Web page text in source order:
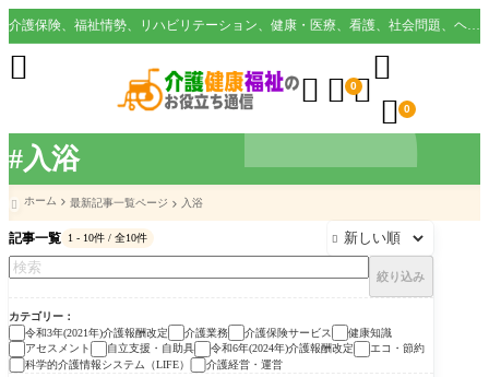
#入浴
介護保険、福祉情勢、リハビリテーション、健康・医療、看護、社会問題、ヘルスケア業界など様々な切り口から役立つ情報を配信。
  0

 0

 ホーム 最新記事一覧ページ 入浴
記事一覧 1 - 10件 / 全10件 
絞り込み
カテゴリー
令和3年(2021年)介護報酬改定
介護業務 介護保険サービス
健康知識
アセスメント
自立支援・自助具 令和6年(2024年)介護報酬改定
エコ・節約
科学的介護情報システム（LIFE）
介護経営・運営